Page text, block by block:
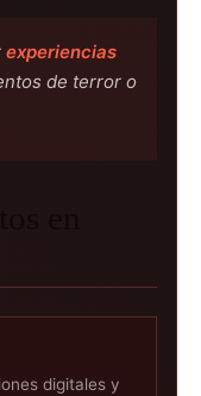
experiencias
de terror o
en
digitales y